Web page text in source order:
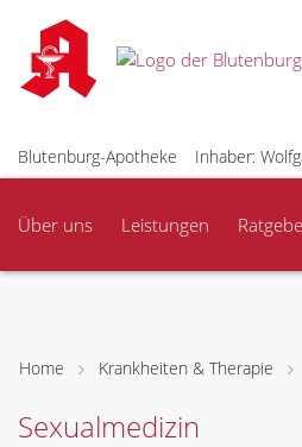
Blutenburg-Apotheke Inhaber:
Über uns Leistungen
Home Krankheiten & Therapie
Sexualmedizin